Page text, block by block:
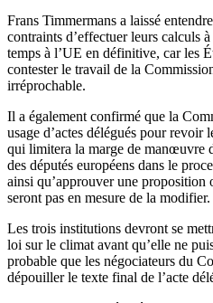
Frans Timmermans a laissé
contraints d’effectuer leurs calculs
temps à l’UE en définitive, car les
contester le travail de la
irréprochable.
Il a également confirmé que la
usage d’actes délégués pour
qui limitera la marge de manœuvre
des députés européens dans le
ainsi qu’approuver une proposition
seront pas en mesure de la modifier.
Les trois institutions devront se
loi sur le climat avant qu’elle ne
probable que les négociateurs du
dépouiller le texte final de l’acte